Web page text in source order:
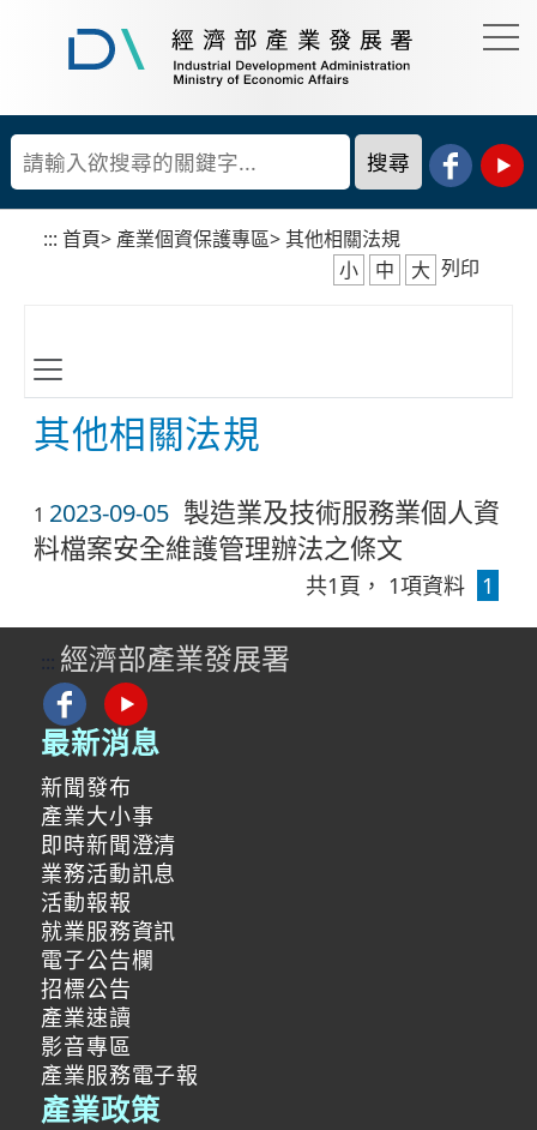
到
主
要
內
容
塊
濟
部
業
發
展
署
::: 首頁> 產業個資保護專區>其他相關法規
小
中 大 列印
其他相關法規
1 2023-09-05 製造業及技術服務業個人資
料檔案安全維護管理辦法之條文
共1頁， 1項資料 1
::: 經濟部產業發展署
最新消息
新聞發布
產業大小事
即時新聞澄清
業務活動訊息
活動報報
就業服務資訊
電子公告欄
招標公告
產業速讀
影音專區
產業服務電子報
產業政策